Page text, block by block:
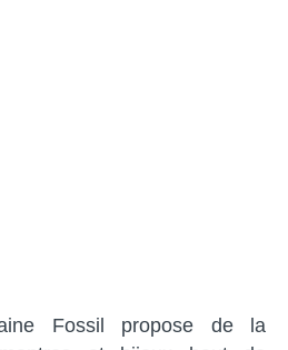
Fossil propose de la